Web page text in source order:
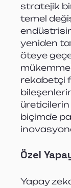
stratejik
temel
yeniden
öteye
rekabetçi
biçimde
Özel
Yapay